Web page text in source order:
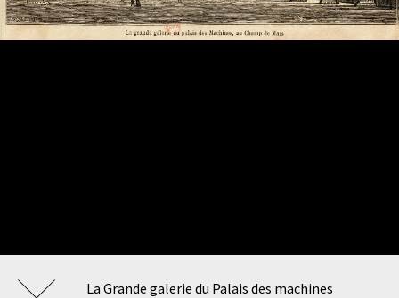
La Grande galerie du Palais des machines